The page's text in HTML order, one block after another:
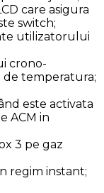
care asigura
switch;
utilizatorului
crono-
de temperatura;
este activata
ACM in
3 pe gaz
regim instant;